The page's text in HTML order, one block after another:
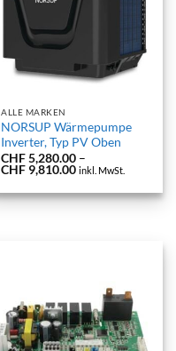
ALLE MARKEN
NORSUP Wärmepumpe
Inverter, Typ PV Oben
CHF5,280.00 –
CHF 9,810.00Preisspanne:
bis
CHF 9,810.00
inkl. MwSt.